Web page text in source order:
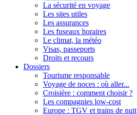
La sécurité en voyage
Les sites utiles
Les assurances
Les fuseaux horaires
Le climat, la météo
Visas, passeports
Droits et recours
Dossiers
Tourisme responsable
Voyage de noces : où aller...
Croisière : comment choisir ?
Les compagnies low-cost
Europe : TGV et trains de nuit